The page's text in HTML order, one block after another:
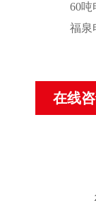
60吨
福泉
在线